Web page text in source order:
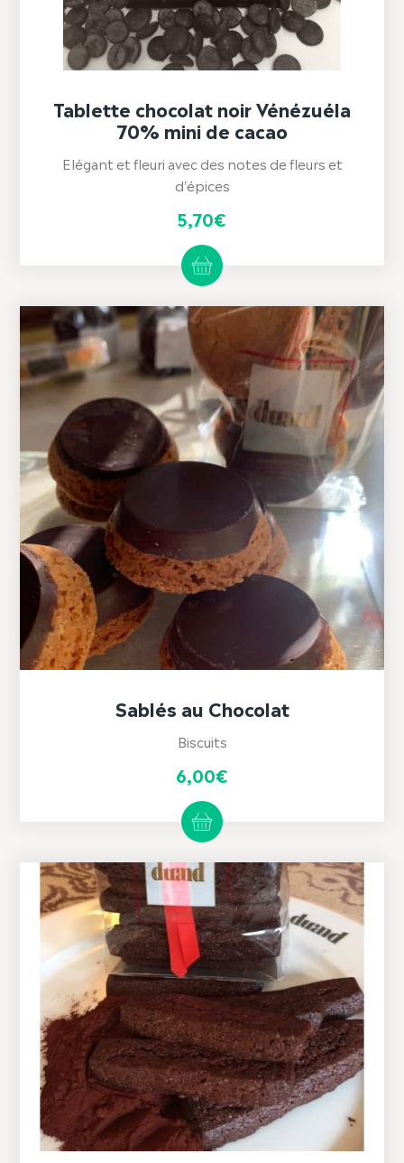
Tablette chocolat noir Vénézuéla
70% mini de cacao
Elégant et fleuri avec des notes de fleurs et
d'épices
5,70€
Sablés au Chocolat
Biscuits
6,00€